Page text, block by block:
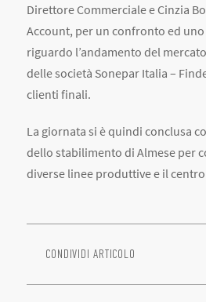
Direttore Commerciale e Cinzia
Account, per un confronto ed
riguardo l’andamento del
delle società Sonepar Italia –
clienti finali.
La giornata si è quindi conclusa
dello stabilimento di Almese per
diverse linee produttive e il
CONDIVIDI ARTICOLO